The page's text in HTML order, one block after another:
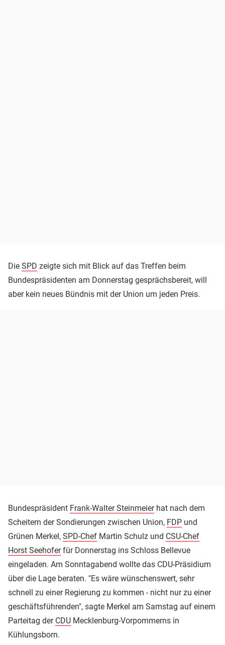
Die SPD zeigte sich mit Blick auf das Treffen beim
Bundespräsidenten am Donnerstag gesprächsbereit, will
aber kein neues Bündnis mit der Union um jeden Preis.
Bundespräsident Frank-Walter Steinmeierhat nach dem
Scheitern der Sondierungen zwischen Union, FDP und
Grünen Merkel, SPD-Chef Martin Schulz und CSU-Chef
Horst Seehoferfür Donnerstag ins Schloss Bellevue
eingeladen. Am Sonntagabend wollte das CDU-Präsidium
über die Lage beraten. "Es wäre wünschenswert, sehr
schnell zu einer Regierung zu kommen - nicht nur zu einer
geschäftsführenden", sagte Merkel am Samstag auf einem
Parteitag der CDU Mecklenburg-Vorpommerns in
Kühlungsborn.